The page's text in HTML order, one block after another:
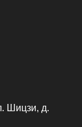
Шицзи, д.